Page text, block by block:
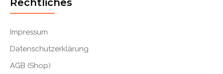
Rechtliches
Impressum
Datenschutzerklärung
AGB (Shop)